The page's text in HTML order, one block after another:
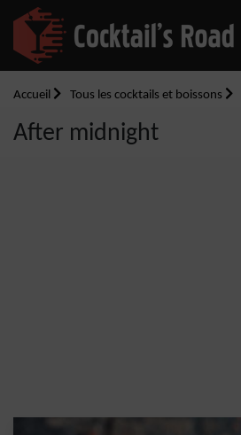
Accueil Tous les cocktails et boissons
After midnight